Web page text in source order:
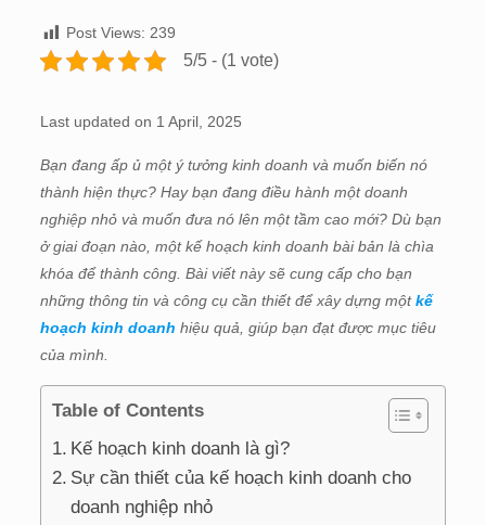
Post Views: 239
5/5 - (1 vote)
Last updated on 1 April, 2025
Bạn đang ấp ủ một ý tưởng kinh doanh và muốn biến nó
thành hiện thực? Hay bạn đang điều hành một doanh
nghiệp nhỏ và muốn đưa nó lên một tầm cao mới? Dù bạn
ở giai đoạn nào, một kế hoạch kinh doanh bài bản là chìa
khóa để thành công. Bài viết này sẽ cung cấp cho bạn
những thông tin và công cụ cần thiết để xây dựng mộtkế
hoạch kinh doanh hiệu quả, giúp bạn đạt được mục tiêu
của mình.
Table of Contents
Kế hoạch kinh doanh là gì?
Sự cần thiết của kế hoạch kinh doanh cho
doanh nghiệp nhỏ